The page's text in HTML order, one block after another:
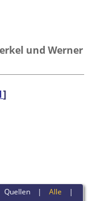
und Werner
]
Quellen |Alle |